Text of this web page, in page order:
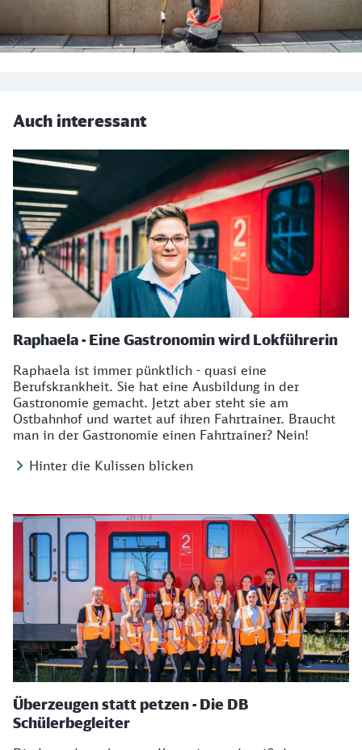
Auch interessant
Raphaela - Eine Gastronomin wird Lokführerin
Raphaela ist immer pünktlich - quasi eine
Berufskrankheit. Sie hat eine Ausbildung in der
Gastronomie gemacht. Jetzt aber steht sie am
Ostbahnhof und wartet auf ihren Fahrtrainer. Braucht
man in der Gastronomie einen Fahrtrainer? Nein!
Hinter die Kulissen blicken
Überzeugen statt petzen - Die DB
Schülerbegleiter